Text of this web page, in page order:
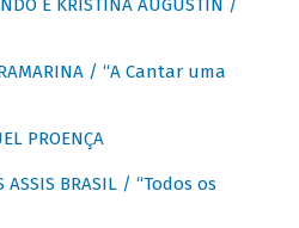
E KRISTINA AUGUSTIN /
/ “A Cantar uma
PROENÇA
ASSIS BRASIL / “Todos os